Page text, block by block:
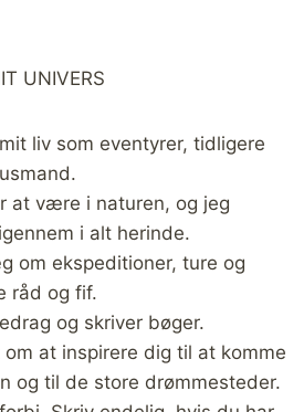
UNIVERS
liv som eventyrer, tidligere
at være i naturen, og jeg
i alt herinde.
om ekspeditioner, ture og
råd og fif.
og skriver bøger.
at inspirere dig til at komme
og til de store drømmesteder.